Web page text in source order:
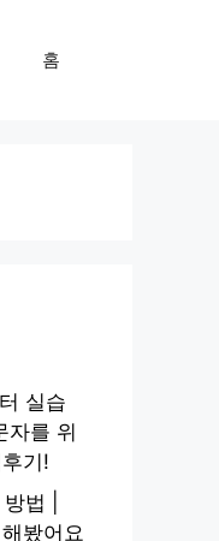
홈
실습
자를 위
기!
법 |
봤어요